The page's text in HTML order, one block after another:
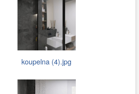
koupelna (4).jpg